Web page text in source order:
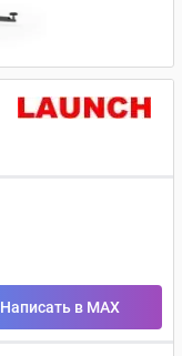
Написать в MAX